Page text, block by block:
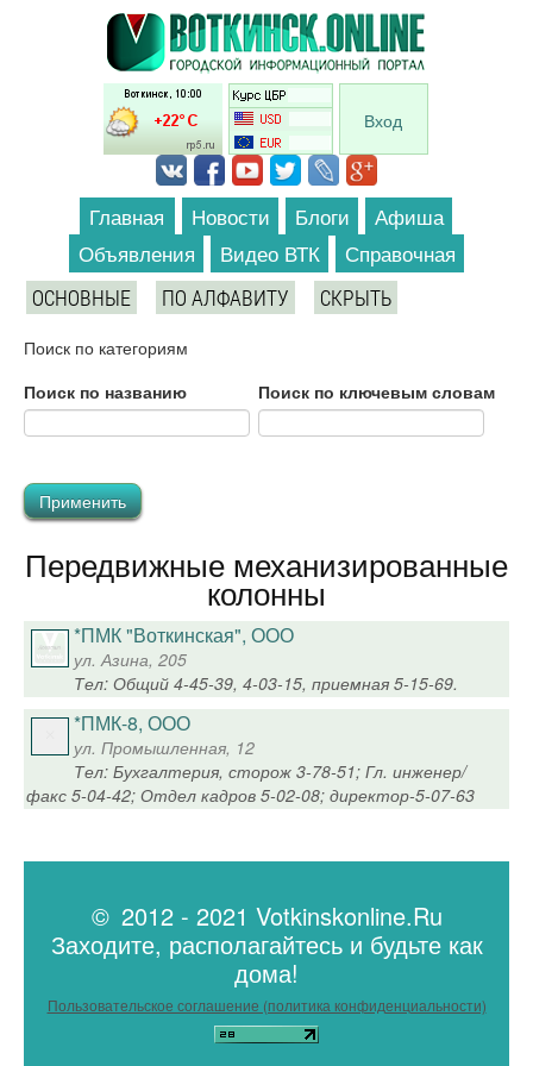
Перейти к основному содержанию
Вход
Главная Новости Блоги
Афиша
Объявления
Видео ВТК Справочная
ОСНОВНЫЕ ПО АЛФАВИТУ СКРЫТЬ
Поиск по категориям
Поиск по названию
Поиск по ключевым словам
Передвижные механизированные
колонны
*ПМК "Воткинская", ООО
ул. Азина, 205
Тел: Общий 4-45-39, 4-03-15, приемная 5-15-69.
*ПМК-8, ООО
ул. Промышленная, 12
Тел: Бухгалтерия, сторож 3-78-51; Гл. инженер/
факс 5-04-42; Отдел кадров 5-02-08; директор-5-07-63
© 2012 - 2021 Votkinskonline.Ru
Заходите, располагайтесь и будьте как
дома!
Пользовательское соглашение (политика конфиденциальности)